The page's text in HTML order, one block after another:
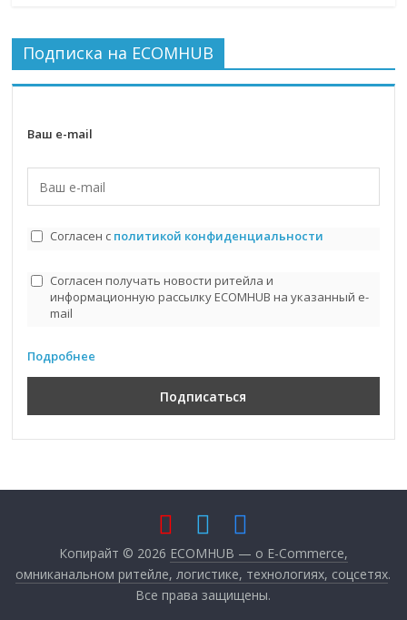
Подписка на ECOMHUB
Ваш e-mail
Согласен с политикой конфиденциальности
Согласен получать новости ритейла и
информационную рассылку ECOMHUB на указанный e-
mail
Подробнее
Копирайт © 2026 ECOMHUB — о E-Commerce,
омниканальном ритейле, логистике, технологиях, соцсетях.
Все права защищены.